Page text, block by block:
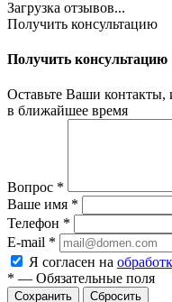
Загрузка отзывов...
Получить консультацию
Получить консультацию
Оставьте Ваши контакты,
в ближайшее время
Вопрос *
Ваше имя *
Телефон *
E-mail *
Я согласен на
* — Обязательные поля
Сбросить